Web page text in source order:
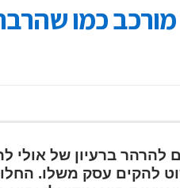
כמו
להרהר ברעיון של אולי
להקים עסק משלו.